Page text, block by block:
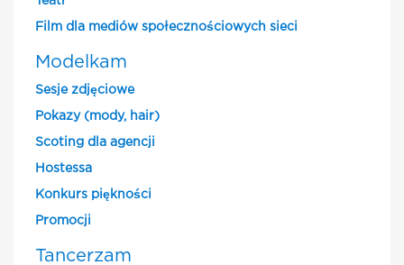
Film dla mediów społecznościowych sieci
Modelkam
Sesje zdjęciowe
Pokazy (mody, hair)
Scoting dla agencji
Hostessa
Konkurs piękności
Promocji
Tancerzam